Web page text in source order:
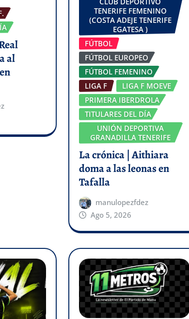
al
TENERIFE FEMENINO
(COSTA ADEJE TENERIFE
EGATESA )
FÚTBOL
FÚTBOL EUROPEO
FÚTBOL FEMENINO
LIGA F
LIGA F MOEVE
PRIMERA IBERDROLA
TITULARES DEL DÍA
UNIÓN DEPORTIVA
GRANADILLA TENERIFE
La crónica | Aithiara
doma a las leonas en
Tafalla
manulopezfdez
Ago 5, 2026